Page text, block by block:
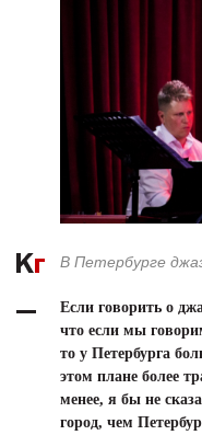
В Петербурге
Если говорить о
что если мы
то у Петербурга
этом плане более
менее, я бы не
город, чем